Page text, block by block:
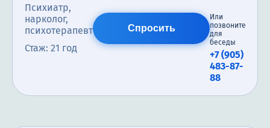
Психиатр,
нарколог,
психотерапевт
Стаж: 21 год
Спросить
Или
позвоните
для
беседы
+7 (905)
483-87-
88